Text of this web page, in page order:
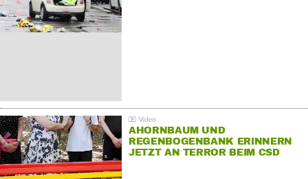
AHORNBAUM UND
REGENBOGENBANK ERINNERN
JETZT AN TERROR BEIM CSD